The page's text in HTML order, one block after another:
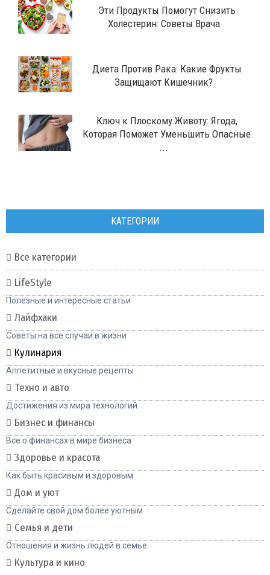
Эти Продукты Помогут Снизить
Холестерин: Советы Врача
Диета Против Рака: Какие Фрукты
Защищают Кишечник?
Ключ к Плоскому Животу: Ягода,
Которая Поможет Уменьшить Опасные
...
КАТЕГОРИИ
Все категории
LifeStyle
Полезные и интересные статьи
Лайфхаки
Советы на все случаи в жизни
Кулинария
Аппетитные и вкусные рецепты
Техно и авто
Достижения из мира технологий
Бизнес и финансы
Все о финансах в мире бизнеса
Здоровье и красота
Как быть красивым и здоровым
Дом и уют
Сделайте свой дом более уютным
Семья и дети
Отношения и жизнь людей в семье
Культура и кино